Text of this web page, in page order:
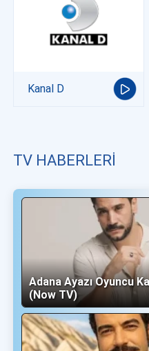
Kanal D
TV HABERLERI
Adana Ayazı Oyuncu
(Now TV)